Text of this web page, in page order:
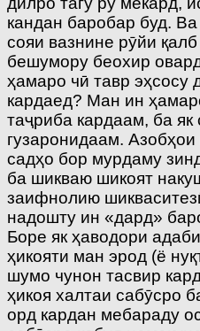
кандан баробар буд. Ва
сояи вазнине рӯйи
бешумору беохир
ҳамаро чӣ тавр эҳсосу
кардаед? Ман ин
таҷриба кардаам, ба як
гузаронидаам.
садҳо бор мурдаму
ба шикваю шикоят
заифнолию
надошту ин «дард»
Боре як ҳаводори
ҳикояти ман эрод (ё
шумо чунон тасвир
ҳикоя халтаи сабӯсро
орд кардан мебараду